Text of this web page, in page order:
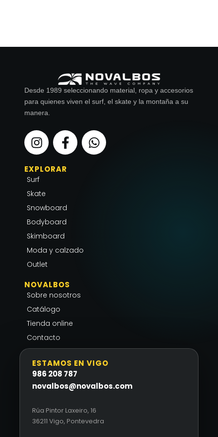
Desde 1989 seleccionando material, ropa y accesorios
para quienes viven el surf, el skate y la montaña a su
manera.
I
n
s
t
a
g
r
a
m
F
a
c
e
o
k
f
W
h
a
EXPLORAR
Surf
Skate
Snowboard
Bodyboard
Skimboard
Moda y calzado
Outlet
NOVALBOS
Sobre nosotros
Catálogo
Tienda online
Contacto
ESTAMOS EN VIGO
986 208 787
novalbos@novalbos.com
Rúa Pintor Laxeiro, 16
36211 Vigo, Pontevedra